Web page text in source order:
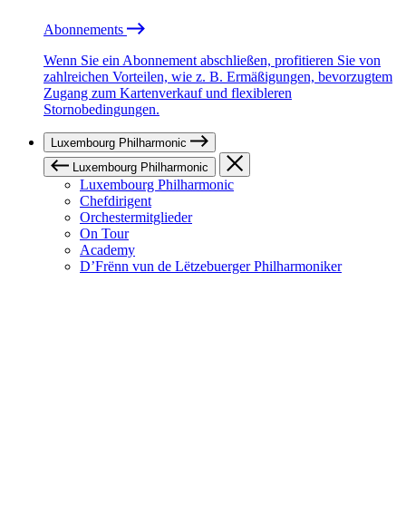
Abonnements
Wenn Sie ein Abonnement abschließen, profitieren Sie von
zahlreichen Vorteilen, wie z. B. Ermäßigungen, bevorzugtem
Zugang zum Kartenverkauf und flexibleren
Stornobedingungen.
Luxembourg Philharmonic
Luxembourg Philharmonic
Luxembourg Philharmonic
Chefdirigent
Orchestermitglieder
On Tour
Academy
D’Frënn vun de Lëtzebuerger Philharmoniker